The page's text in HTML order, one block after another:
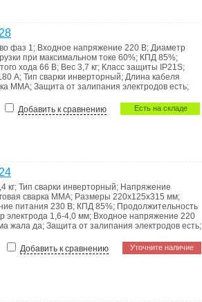
фаз 1; Входное напряжение 220 В; Диаметр
при максимальном токе 60%; КПД 85%;
хода 66 В; Вес 3,7 кг; Класс защиты IP21S;
А; Тип сварки инверторный; Длина кабеля
ММА; Защита от залипания электродов есть;
Есть на складе
Добавить к сравнению
кг; Тип сварки инверторный; Напряжение
сварка ММА; Размеры 220х125х315 мм;
питания 230 В; КПД 85%; Продолжительность
электрода 1,6-4,0 мм; Входное напряжение 220
жала да; Защита от залипания электродов есть;
Уточните наличие
Добавить к сравнению